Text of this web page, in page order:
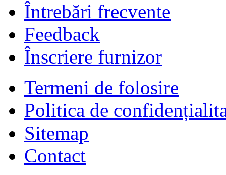
Întrebări frecvente
Feedback
Înscriere furnizor
Termeni de folosire
Politica de
Sitemap
Contact